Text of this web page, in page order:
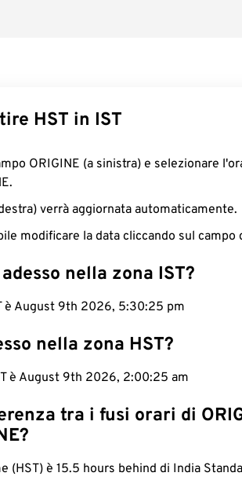
HST in IST
ORIGINE (a sinistra) e selezionare
verrà aggiornata automaticamente.
modificare la data cliccando sul campo
nella zona IST?
è August 9th 2026, 5:30:26 pm
nella zona HST?
è August 9th 2026, 2:00:26 am
tra i fusi orari di
(HST) è 15.5 hours behind di India